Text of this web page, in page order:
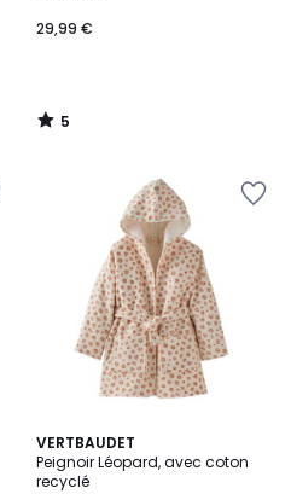
29,99 €
5
/
VERTBAUDET
Peignoir Léopard, avec coton
recyclé